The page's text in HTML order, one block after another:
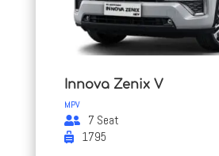
Innova Zenix V
MPV
7 Seat
1795